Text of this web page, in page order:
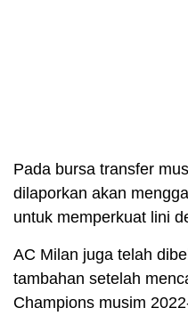
Pada bursa transfer
dilaporkan akan
untuk memperkuat lini
AC Milan juga telah
tambahan setelah
Champions musim